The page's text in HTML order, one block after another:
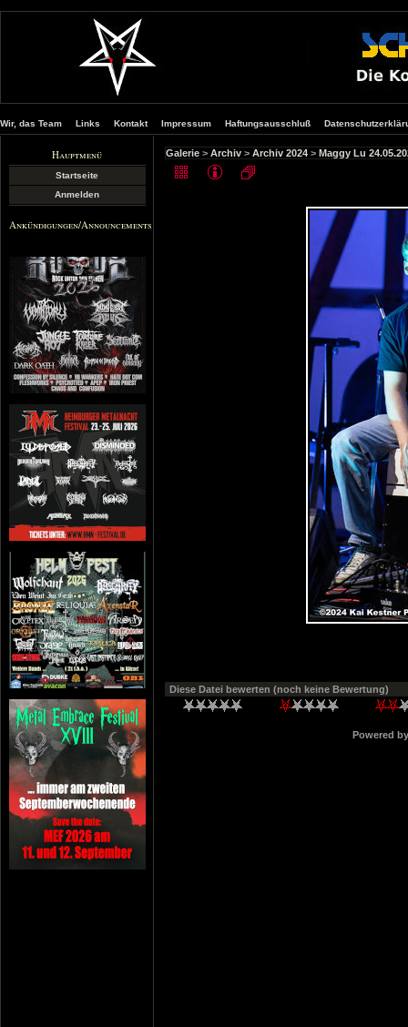
Wir, das Team Links Kontakt Impressum Haftungsausschluß
Hauptmenü
Startseite
Anmelden
Ankündigungen/Announcements
Galerie > Archiv > Archiv 2024 > Maggy Lu
Diese Datei bewerten (noch keine Bewertung)
Powered